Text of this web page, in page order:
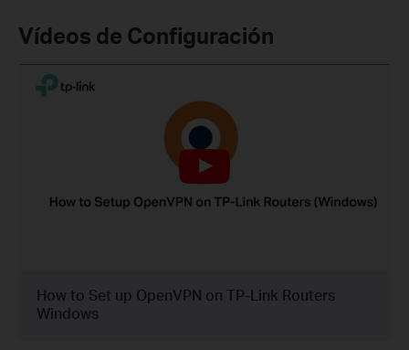
Vídeos de Configuración
How to Set up OpenVPN on TP-Link Routers
Windows